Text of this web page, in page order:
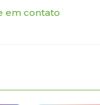
em contato